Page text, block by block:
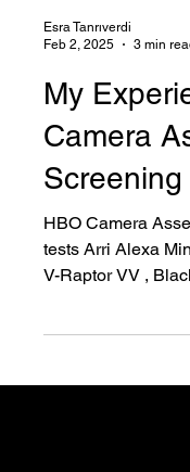
Esra Tanrıverdi
My
Camera
Screening
HBO Camera
V-Raptor VV ,